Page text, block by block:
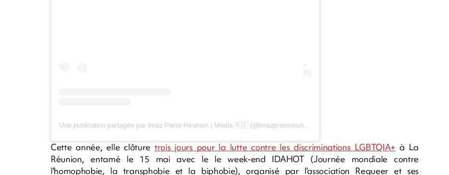
Cette année, elle clôture trois jours pour la lutte contre les discriminations LGBTQIA+ à La
Réunion, entamé le 15 mai avec le le week-end IDAHOT (Journée mondiale contre
l'homophobie, la transphobie et la biphobie), organisé par l'association Requeer et ses